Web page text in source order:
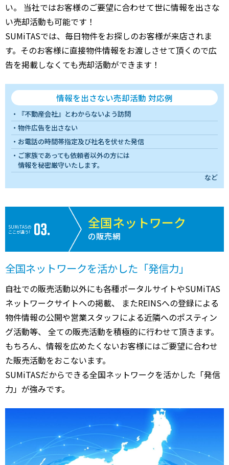
い。 当社ではお客様のご要望に合わせて世に情報を出さな
い売却活動も可能です！
SUMiTASでは、毎日物件をお探しのお客様が来店されま
す。そのお客様に直接物件情報をお渡しさせて頂くので広
告を掲載しなくても売却活動ができます！
情報を出さない売却活動 対応例
『不動産会社』とわからないよう訪問
物件広告を出さない
お電話の時間帯指定及び社名を伏せた発信
ご家族であっても依頼者以外の方には
情報を秘密厳守いたします。
など
SUMiTASの
ここが違う!
全国ネットワーク
の販売網
全国ネットワークを活かした「発信力」
自社での販売活動以外にも各種ポータルサイトやSUMiTAS
ネットワークサイトへの掲載、 またREINSへの登録による
物件情報の公開や営業スタッフによる近隣へのポスティン
グ活動等、 全ての販売活動を積極的に行わせて頂きます。
もちろん、情報を広めたくないお客様にはご要望に合わせ
た販売活動をおこないます。
SUMiTASだからできる全国ネットワークを活かした「発信
力」が強みです。